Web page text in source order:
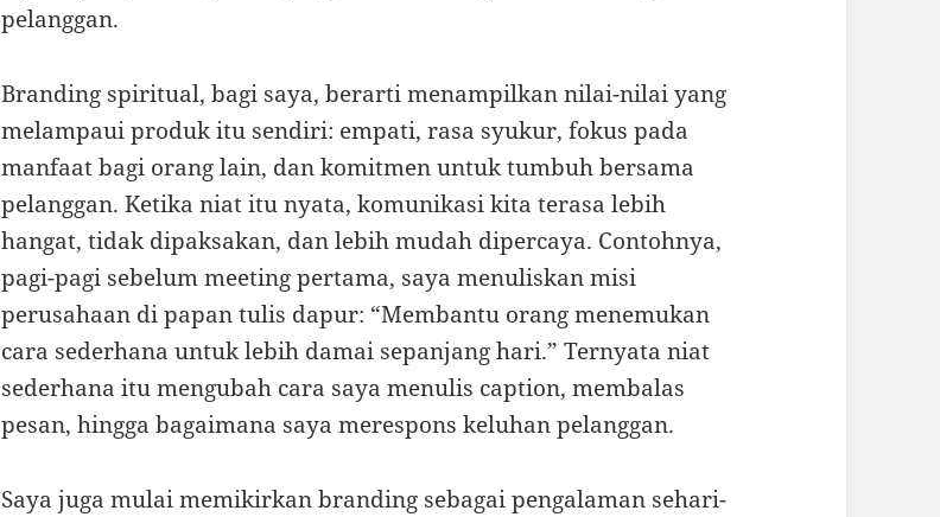
pelanggan.
Branding spiritual, bagi saya, berarti menampilkan nilai-nilai yang
melampaui produk itu sendiri: empati, rasa syukur, fokus pada
manfaat bagi orang lain, dan komitmen untuk tumbuh bersama
pelanggan. Ketika niat itu nyata, komunikasi kita terasa lebih
hangat, tidak dipaksakan, dan lebih mudah dipercaya. Contohnya,
pagi-pagi sebelum meeting pertama, saya menuliskan misi
perusahaan di papan tulis dapur: “Membantu orang menemukan
cara sederhana untuk lebih damai sepanjang hari.” Ternyata niat
sederhana itu mengubah cara saya menulis caption, membalas
pesan, hingga bagaimana saya merespons keluhan pelanggan.
Saya juga mulai memikirkan branding sebagai pengalaman sehari-